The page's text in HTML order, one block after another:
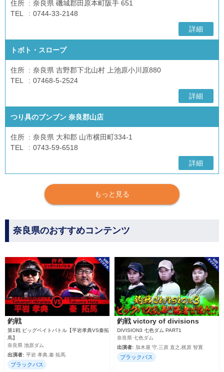
住所
奈良県 磯城郡田原本町阪手 651
TEL
0744-33-2148
詳細
トボト・スロープ
住所
奈良県 吉野郡下北山村 上池原小川原880
TEL
07468-5-2524
詳細
つり具のブンブン 奈良郡山店
住所
奈良県 大和郡 山市横田町334-1
TEL
0743-59-6518
詳細
もっと見る
奈良県のおすすめコンテンツ
釣戦
第1戦 ビッグベイトバトル【平岩孝典VS秦拓
馬】
奈良県 池原ダム
出演者: 平岩 孝典,秦 拓馬
ブラックバス
釣戦 victory of divisions
DIVISION3 七色ダム PART1
奈良県 七色ダム
出演者: 加木屋 守,三原 直之,梶原 智寛
ブラックバス